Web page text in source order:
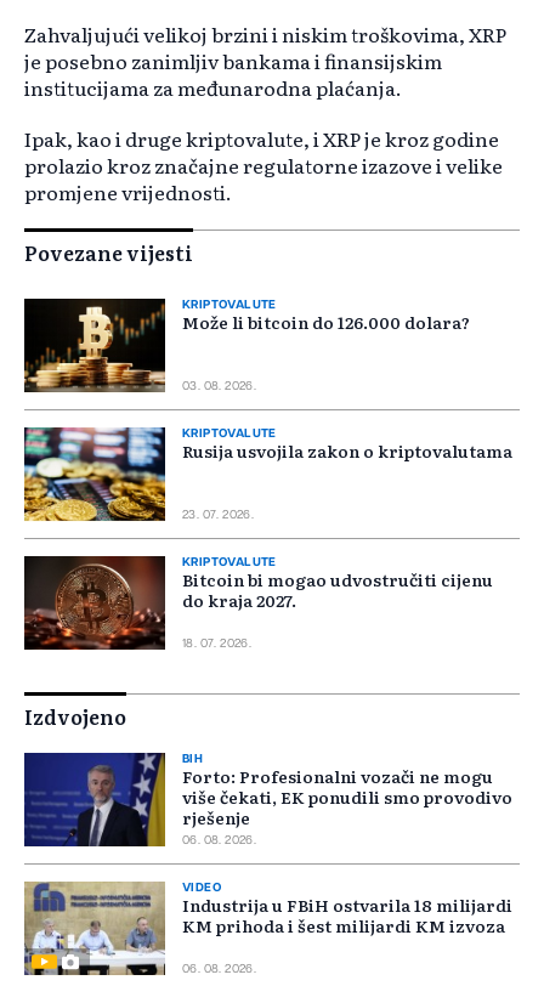
Zahvaljujući velikoj brzini i niskim troškovima, XRP
je posebno zanimljiv bankama i finansijskim
institucijama za međunarodna plaćanja.
Ipak, kao i druge kriptovalute, i XRP je kroz godine
prolazio kroz značajne regulatorne izazove i velike
promjene vrijednosti.
Povezane vijesti
KRIPTOVALUTE
Može li bitcoin do 126.000 dolara?
03. 08. 2026.
KRIPTOVALUTE
Rusija usvojila zakon o kriptovalutama
23. 07. 2026.
KRIPTOVALUTE
Bitcoin bi mogao udvostručiti cijenu
do kraja 2027.
18. 07. 2026.
Izdvojeno
BIH
Forto: Profesionalni vozači ne mogu
više čekati, EK ponudili smo provodivo
rješenje
06. 08. 2026.
VIDEO
Industrija u FBiH ostvarila 18 milijardi
KM prihoda i šest milijardi KM izvoza
06. 08. 2026.